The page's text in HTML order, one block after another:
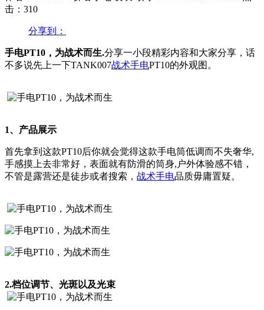
击：310
分享到：
手电PT10，为战术而生.分享一小段精彩内容和大家分享，话
不多说先上一下TANK007战术手电PT10的外观图。
1、产品展示
首先拿到这款PT10后你就会觉得这款手电筒低调而不失奢华,
手感摸上去非常好，表面就有防滑的筒身,户外体验感不错，
不管是露营还是徒步或者搜索， 战术手电品质毋庸置疑。
2.档位调节、光斑以及光束